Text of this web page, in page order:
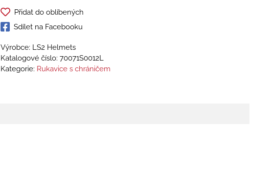
Přidat do oblíbených
Sdílet na Facebooku
Výrobce: LS2 Helmets
Katalogové číslo: 70071S0012L
Kategorie: Rukavice s chráničem